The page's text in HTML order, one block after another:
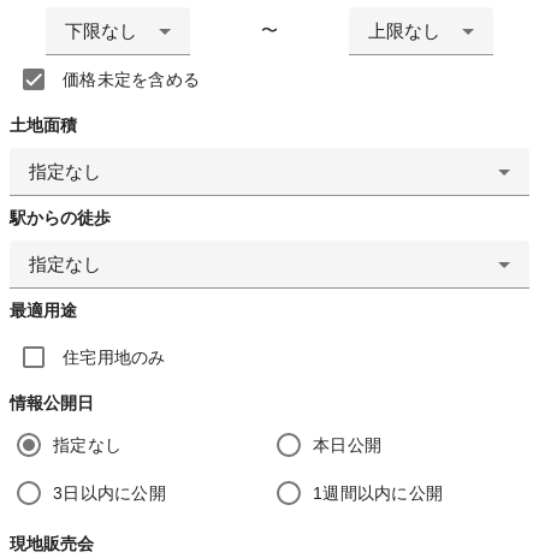
下限なし 〜 上限なし
価格未定を含める
土地面積
指定なし
駅からの徒歩
指定なし
最適用途
住宅用地のみ
情報公開日
指定なし 本日公開
3日以内に公開 1週間以内に公開
現地販売会